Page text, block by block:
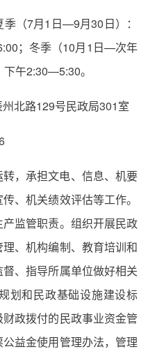
（7月1日—9月30日）：
；冬季（10月1日—次年
午2:30—5:30。
北路129号民政局301室
，承担文电、信息、机要
、机关绩效评估等工作。
监管职责。组织开展民政
、机构编制、教育培训和
、指导所属单位做好相关
划和民政基础设施建设标
政拨付的民政事业资金管
益金使用管理办法，管理